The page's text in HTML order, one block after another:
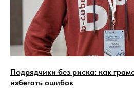
Подрядчики без риска: как
избегать ошибок